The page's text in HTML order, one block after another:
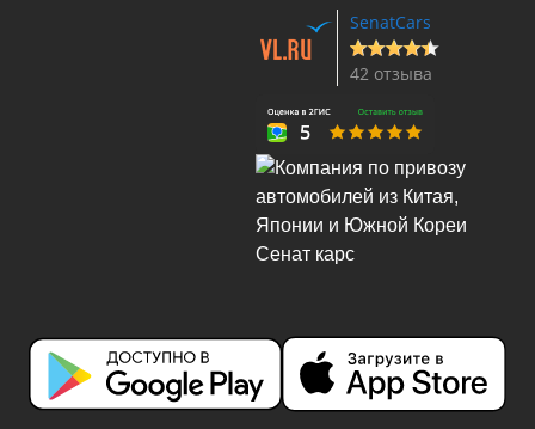
SenatCars
42 отзыва